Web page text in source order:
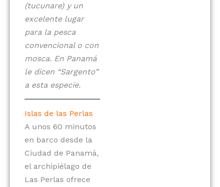
(tucunare) y un
excelente lugar
para la pesca
convencional o con
mosca. En Panamá
le dicen “Sargento”
a esta especie.
Islas de las Perlas
A unos 60 minutos
en barco desde la
Ciudad de Panamá,
el archipiélago de
Las Perlas ofrece